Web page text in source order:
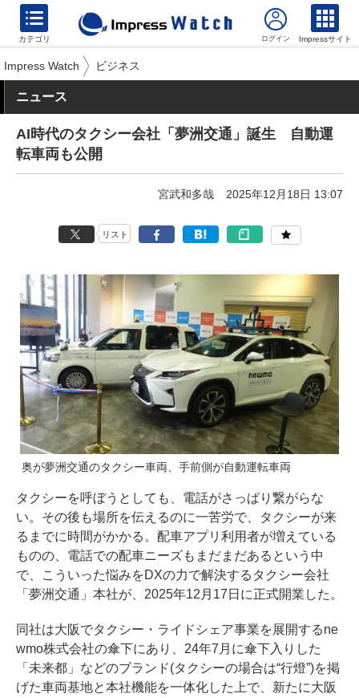
カテゴリ Impressサイト
Impress Watch ビジネス
ニュース
AI時代のタクシー会社「夢洲交通」誕生 自動運
転車両も公開
宮武和多哉 2025年12月18日 13:07
リスト
奥が夢洲交通のタクシー車両、手前側が自動運転車両
タクシーを呼ぼうとしても、電話がさっぱり繋がらな
い。その後も場所を伝えるのに一苦労で、タクシーが来
るまでに時間がかかる。配車アプリ利用者が増えている
ものの、電話での配車ニーズもまだまだあるという中
で、こういった悩みをDXの力で解決するタクシー会社
「夢洲交通」本社が、2025年12月17日に正式開業した。
同社は大阪でタクシー・ライドシェア事業を展開するne
wmo株式会社の傘下にあり、24年7月に傘下入りした
「未来都」などのブランド(タクシーの場合は“行燈”)を掲
げた車両基地と本社機能を一体化した上で、新たに大阪